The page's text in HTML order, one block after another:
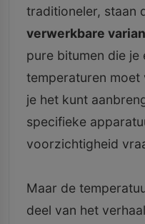
traditioneler, staan
verwerkbare
pure bitumen die
temperaturen
je het kunt
specifieke
voorzichtigheid
Maar de
deel van het